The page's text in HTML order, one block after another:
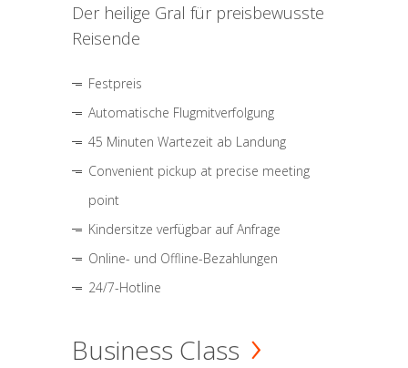
Der heilige Gral für preisbewusste
Reisende
Festpreis
Automatische Flugmitverfolgung
45 Minuten Wartezeit ab Landung
Convenient pickup at precise meeting
point
Kindersitze verfügbar auf Anfrage
Online- und Offline-Bezahlungen
24/7-Hotline
Business Class